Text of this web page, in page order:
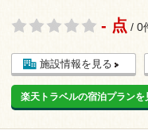
- 点 / 0
施設情報を見る
楽天トラベルの宿泊プランを